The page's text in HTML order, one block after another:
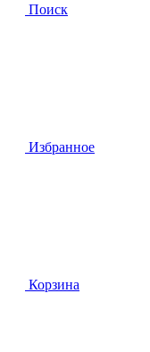
Поиск
Избранное
Корзина